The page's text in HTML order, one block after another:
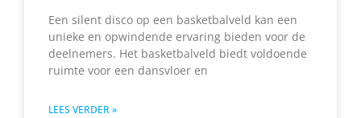
Een silent disco op een basketbalveld kan een
unieke en opwindende ervaring bieden voor de
deelnemers. Het basketbalveld biedt voldoende
ruimte voor een dansvloer en
LEES VERDER »